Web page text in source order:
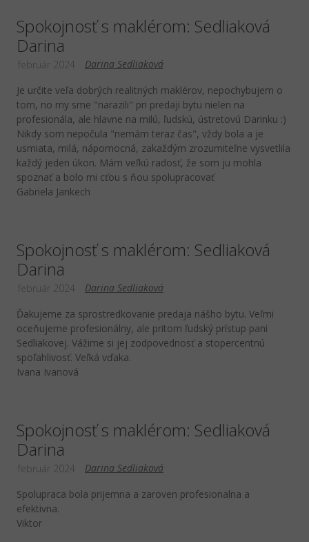
Spokojnosť s maklérom: Sedliaková
Darina
Darina Sedliaková
február 2024
Je určite veľa dobrých realitných maklérov, nepochybujem o
tom, no my sme "narazili" pri predaji bytu nielen na
profesionála, ale hlavne na milú, ľudskú, ústretovú Darinku :)
Nikdy som nepočula "nemám teraz čas", vždy bola a je
usmiata, milá, nápomocná, zakaždým zrozumiteľne vysvetlila
každý jeden úkon. Mám veľkú radosť, že som ju mohla
spoznať a bolo mi cťou s ňou spolupracovať
Gabriela Jankech
Spokojnosť s maklérom: Sedliaková
Darina
Darina Sedliaková
február 2024
Ďakujeme za sprostredkovanie predaja nášho bytu. Veľmi
oceňujeme profesionálny, ale pritom ľudský prístup pani
Sedliakovej. Vážime si jej zodpovednosť a stopercentnú
spoľahlivosť. Veľká vďaka.
Ivana Ivanová
Spokojnosť s maklérom: Sedliaková
Darina
Darina Sedliaková
február 2024
Spolupraca bola prijemna a zaroven profesionalna a
efektivna.
Viktor